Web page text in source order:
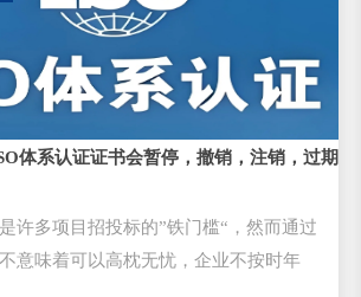
体系认证证书会暂停，撤销，注销，过期
许多项目招投标的”铁门槛“，然而通过
意味着可以高枕无忧，企业不按时年